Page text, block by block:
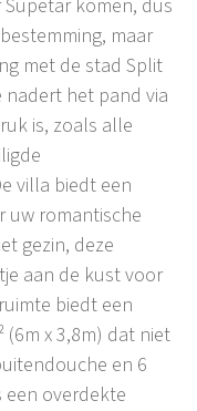
komen, dus
maar
met de stad Split
het pand via
is, zoals alle
villa biedt een
uw romantische
gezin, deze
aan de kust voor
biedt een
(6m x 3,8m) dat niet
en 6
overdekte